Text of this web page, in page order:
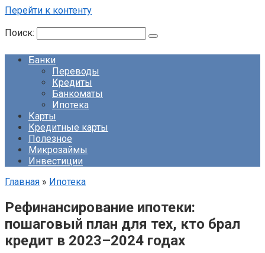
Перейти к контенту
Поиск:
Банки
Переводы
Кредиты
Банкоматы
Ипотека
Карты
Кредитные карты
Полезное
Микрозаймы
Инвестиции
Главная » Ипотека
Рефинансирование ипотеки:
пошаговый план для тех, кто брал
кредит в 2023–2024 годах